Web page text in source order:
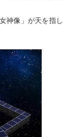
神像」が天を指し